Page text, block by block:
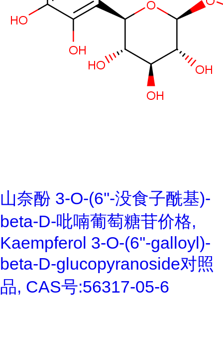
山奈酚 3-O-(6''-没食子酰基)-
beta-D-吡喃葡萄糖苷价格,
Kaempferol 3-O-(6''-galloyl)-
beta-D-glucopyranoside对照
品, CAS号:56317-05-6